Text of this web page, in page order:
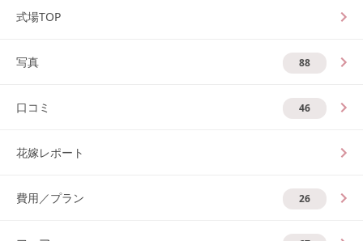
式場TOP
写真 88
口コミ 46
花嫁レポート
費用／プラン 26